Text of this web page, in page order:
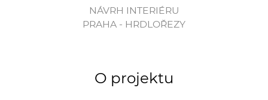
NÁVRH INTERIÉRU
PRAHA - HRDLOŘEZY
O projektu